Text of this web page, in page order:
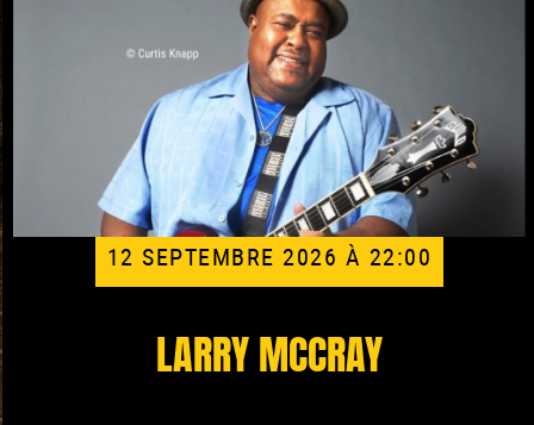
12 SEPTEMBRE 2026 À 22:00
LARRY MCCRAY